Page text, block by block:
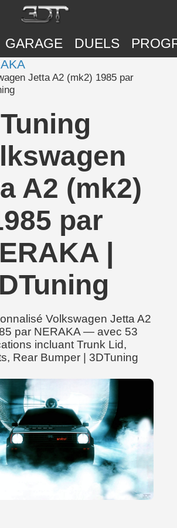
GARAGE DUELS
Jetta A2 (mk2) 1985 par
Tuning
A2 (mk2)
par
|
Volkswagen Jetta A2
par NERAKA — avec 53
incluant Trunk Lid,
Rear Bumper | 3DTuning